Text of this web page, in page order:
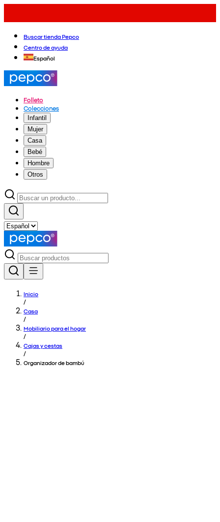
Buscar tienda Pepco
Centro de ayuda
Español
Folleto
Colecciones
Infantil
Mujer
Casa
Bebé
Hombre
Otros
Inicio
/
Casa
/
Mobiliario para el hogar
/
Cajas y cestas
/
Organizador de bambú